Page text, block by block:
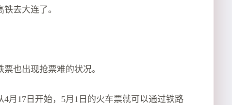
去大连了。
也出现抢票难的状况。
月17日开始，5月1日的火车票就可以通过铁路